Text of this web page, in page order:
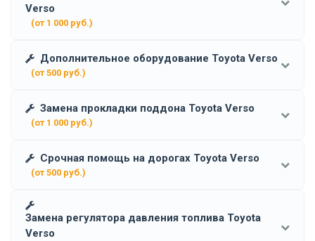
Verso
(от 1 000 руб.)
Дополнительное оборудование Toyota Verso
(от 500 руб.)
Замена прокладки поддона Toyota Verso
(от 1 000 руб.)
Срочная помощь на дорогах Toyota Verso
(от 500 руб.)
Замена регулятора давления топлива Toyota
Verso